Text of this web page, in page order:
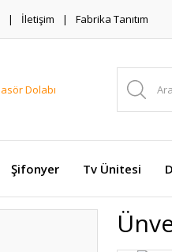
İletişim Fabrika Tanıtım
Şifonyer Tv Ünitesi